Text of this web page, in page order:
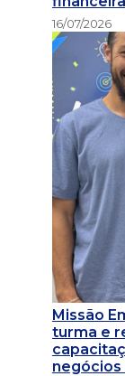
16/07/2026
Missão
turma e
negócios